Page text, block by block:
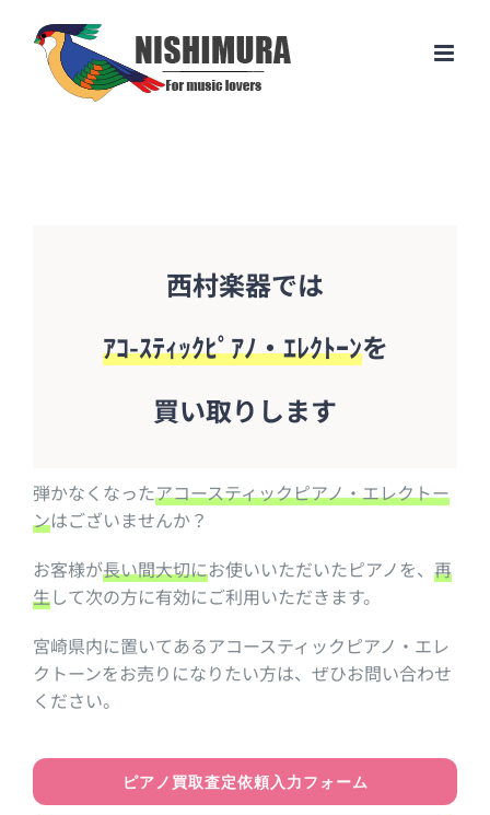
content
西村楽器では
ｱｺ-ｽﾃｨｯｸﾋﾟｱﾉ・ｴﾚｸﾄｰﾝを
買い取りします
弾かなくなったアコースティックピアノ・エレクトー
ンはございませんか？
お客様が長い間大切にお使いいただいたピアノを、 再
生して次の方に有効にご利用いただきます。
宮崎県内に置いてあるアコースティックピアノ・エレ
クトーンをお売りになりたい方は、ぜひお問い合わせ
ください。
ピアノ買取査定依頼入力フォーム